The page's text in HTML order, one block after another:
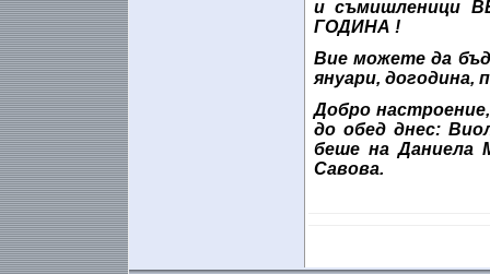
и съмишленици
ГОДИНА !
Вие можете да
януари, догодина,
Добро
до обед днес:
беше на Даниела
Савова.